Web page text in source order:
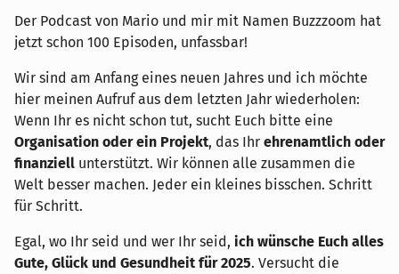
Der Podcast von Mario und mir mit Namen Buzzzoom hat
jetzt schon 100 Episoden, unfassbar!
Wir sind am Anfang eines neuen Jahres und ich möchte
hier meinen Aufruf aus dem letzten Jahr wiederholen:
Wenn Ihr es nicht schon tut, sucht Euch bitte eine
Organisation oder ein Projekt, das Ihr ehrenamtlich oder
finanziell unterstützt. Wir können alle zusammen die
Welt besser machen. Jeder ein kleines bisschen. Schritt
für Schritt.
Egal, wo Ihr seid und wer Ihr seid, ich wünsche Euch alles
Gute, Glück und Gesundheit für 2025. Versucht die